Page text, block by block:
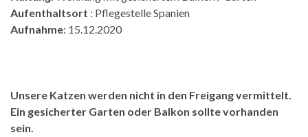
Aufenthaltsort : Pflegestelle Spanien
Aufnahme: 15.12.2020
Unsere Katzen werden nicht in den Freigang vermittelt.
Ein gesicherter Garten oder Balkon sollte vorhanden
sein.